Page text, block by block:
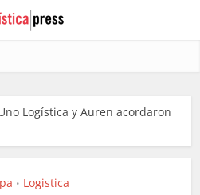
Logística y Auren acordaron
• Logistica